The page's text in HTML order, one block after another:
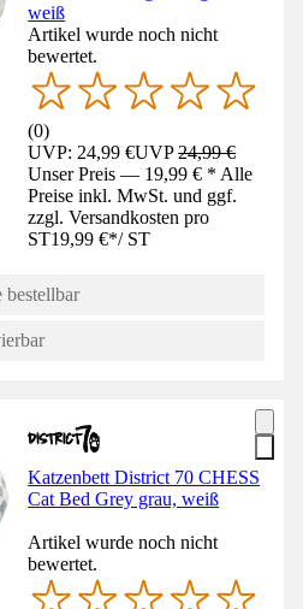
weiß
Artikel wurde noch nicht
bewertet.
(0)
UVP: 24,99 €UVP24,99 €
Unser Preis — 19,99 € * Alle
Preise inkl. MwSt. und ggf.
zzgl. Versandkosten pro
ST19,99 €*/ ST
Katzenbett District 70 CHESS
Cat Bed Grey grau, weiß
Artikel wurde noch nicht
bewertet.